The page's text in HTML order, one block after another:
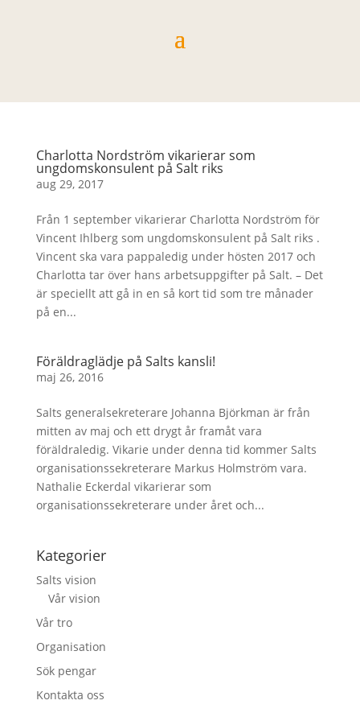
Charlotta Nordström vikarierar som
ungdomskonsulent på Salt riks
aug 29, 2017
Från 1 september vikarierar Charlotta Nordström för
Vincent Ihlberg som ungdomskonsulent på Salt riks .
Vincent ska vara pappaledig under hösten 2017 och
Charlotta tar över hans arbetsuppgifter på Salt. – Det
är speciellt att gå in en så kort tid som tre månader
på en...
Föräldraglädje på Salts kansli!
maj 26, 2016
Salts generalsekreterare Johanna Björkman är från
mitten av maj och ett drygt år framåt vara
föräldraledig. Vikarie under denna tid kommer Salts
organisationssekreterare Markus Holmström vara.
Nathalie Eckerdal vikarierar som
organisationssekreterare under året och...
Kategorier
Salts vision
Vår vision
Vår tro
Organisation
Sök pengar
Kontakta oss